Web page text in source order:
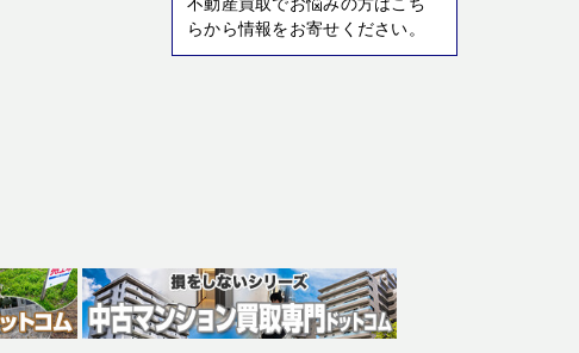
らから情報をお寄せください。